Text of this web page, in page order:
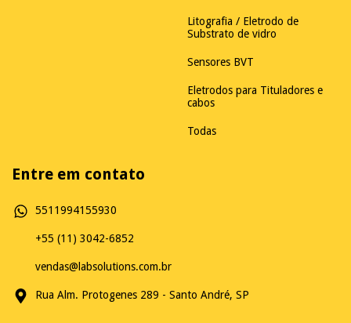
Litografia / Eletrodo de
Substrato de vidro
Sensores BVT
Eletrodos para Tituladores e
cabos
Todas
Entre em contato
5511994155930
+55 (11) 3042-6852
vendas@labsolutions.com.br
Rua Alm. Protogenes 289 - Santo André, SP